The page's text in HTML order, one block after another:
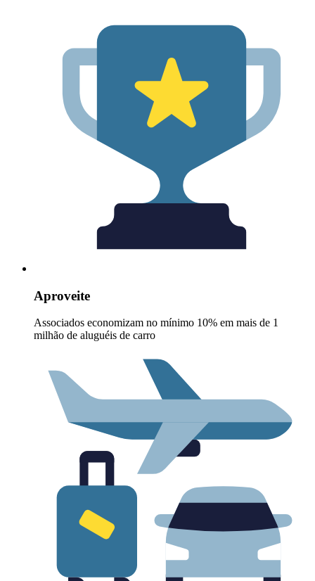
Aproveite
Associados economizam no mínimo 10% em mais de 1
milhão de aluguéis de carro